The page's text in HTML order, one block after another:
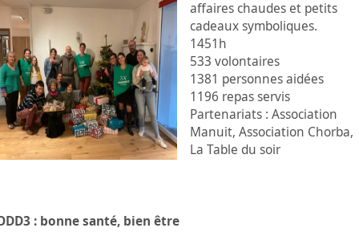
affaires chaudes et petits
cadeaux symboliques.
1451h
533 volontaires
1381 personnes aidées
1196 repas servis
Partenariats : Association
Manuit, Association Chorba,
La Table du soir
: bonne santé, bien être